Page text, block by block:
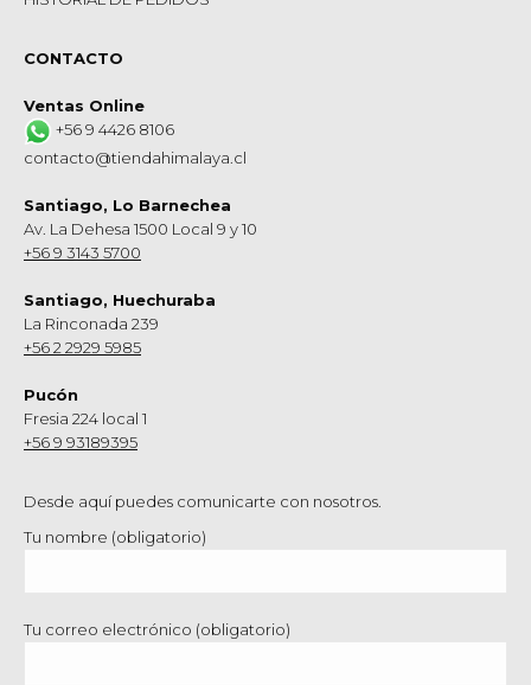
CONTACTO
Ventas Online
+56 9 4426 8106
contacto@tiendahimalaya.cl
Santiago, Lo Barnechea
Av. La Dehesa 1500 Local 9 y 10
+56 9 3143 5700
Santiago, Huechuraba
La Rinconada 239
+56 2 2929 5985
Pucón
Fresia 224 local 1
+56 9 93189395
Desde aquí puedes comunicarte con nosotros.
Tu nombre (obligatorio)
Tu correo electrónico (obligatorio)